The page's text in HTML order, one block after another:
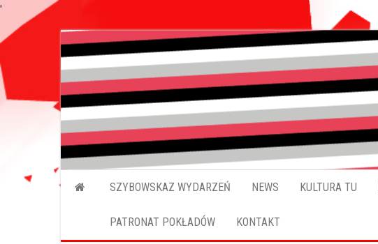
'
SZYBOWSKAZ WYDARZEŃ NEWS KULTURA TU
PATRONAT POKŁADÓW KONTAKT